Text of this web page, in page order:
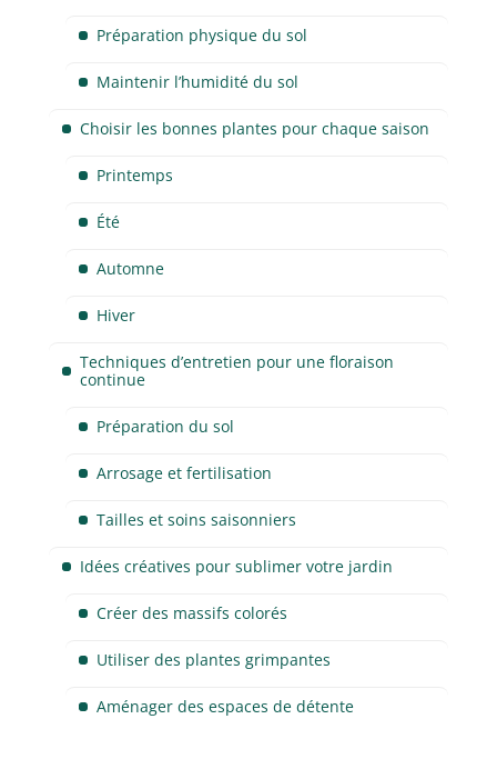
Préparation physique du sol
Maintenir l’humidité du sol
Choisir les bonnes plantes pour chaque saison
Printemps
Été
Automne
Hiver
Techniques d’entretien pour une floraison
continue
Préparation du sol
Arrosage et fertilisation
Tailles et soins saisonniers
Idées créatives pour sublimer votre jardin
Créer des massifs colorés
Utiliser des plantes grimpantes
Aménager des espaces de détente